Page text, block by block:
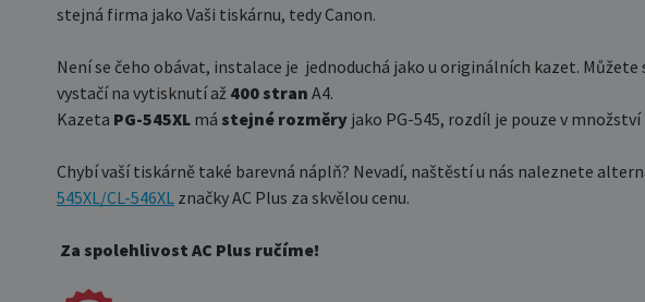
stejná firma jako Vaši tiskárnu, tedy Canon.
Není se čeho obávat, instalace je jednoduchá jako u originálních kazet. Můžete
vystačí na vytisknutí až 400 stran A4.
Kazeta PG-545XL má stejné rozměry jako PG-545, rozdíl je pouze v
Chybí vaší tiskárně také barevná náplň? Nevadí, naštěstí u nás naleznete
545XL/CL-546XL značky AC Plus za skvělou cenu.
Za spolehlivost AC Plus ručíme!